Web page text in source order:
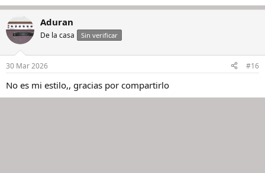
Aduran
De la casa Sin verificar
30 Mar 2026 #16
No es mi estilo,, gracias por compartirlo